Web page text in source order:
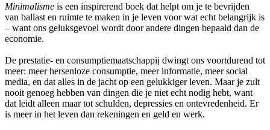
Minimalisme is een inspirerend boek dat helpt om je te bevrijden
van ballast en ruimte te maken in je leven voor wat echt belangrijk is
– want ons geluksgevoel wordt door andere dingen bepaald dan de
economie.
De prestatie- en consumptiemaatschappij dwingt ons voortdurend tot
meer: meer hersenloze consumptie, meer informatie, meer social
media, en dat alles in de jacht op een gelukkiger leven. Maar je zult
nooit genoeg hebben van dingen die je niet echt nodig hebt, want
dat leidt alleen maar tot schulden, depressies en ontevredenheid. Er
is meer in het leven dan rekeningen en geld en werk.